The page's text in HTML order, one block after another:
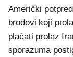
Američki
brodovi koji
plaćati prolaz
sporazuma